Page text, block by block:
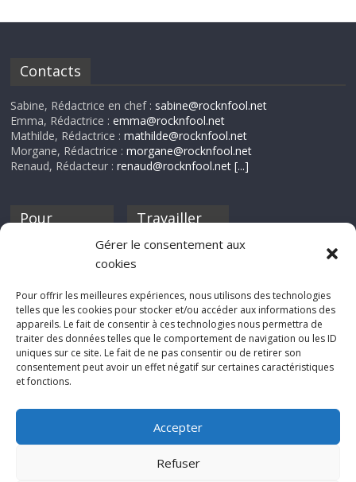
Gérer le consentement aux
cookies
Pour offrir les meilleures expériences, nous utilisons des technologies
telles que les cookies pour stocker et/ou accéder aux informations des
appareils. Le fait de consentir à ces technologies nous permettra de
traiter des données telles que le comportement de navigation ou les ID
uniques sur ce site. Le fait de ne pas consentir ou de retirer son
consentement peut avoir un effet négatif sur certaines caractéristiques
et fonctions.
Accepter
Refuser
Contacts
Sabine, Rédactrice en chef : sabine@rocknfool.net
Emma, Rédactrice :emma@rocknfool.net
Mathilde, Rédactrice :mathilde@rocknfool.net
Morgane, Rédactrice :morgane@rocknfool.net
Renaud, Rédacteur :renaud@rocknfool.net [...]
Pour
discothèque
Travailler
Si tu souhaites
Rocknfool, n'hésite
pas à nous envoyer
tes chroniques de
concerts, de films,
séries ou des billets
d'humeur :
net